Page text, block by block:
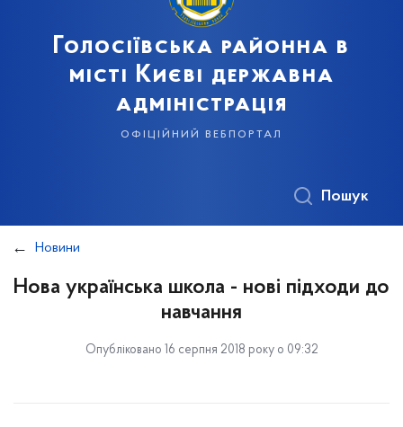
Голосіївська районна в
місті Києві державна
адміністрація
офіційний вебпортал
Пошук
Новини
Нова українська школа - нові підходи до
навчання
Опубліковано 16 серпня 2018 року о 09:32